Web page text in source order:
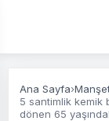
Ana Sayfa›
5 santimlik kemik
dönen 65